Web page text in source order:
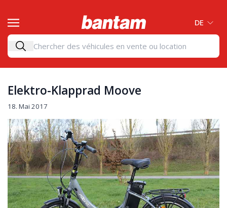
DE
Elektro-Klapprad Moove
18. Mai 2017